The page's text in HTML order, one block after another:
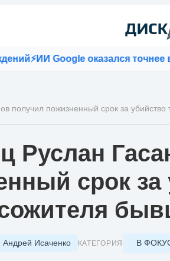
⚡ИИ Google оказался точнее
получил пожизненный срок за
Руслан
срок за
Андрей Исаченко КАТЕГОРИЯ В